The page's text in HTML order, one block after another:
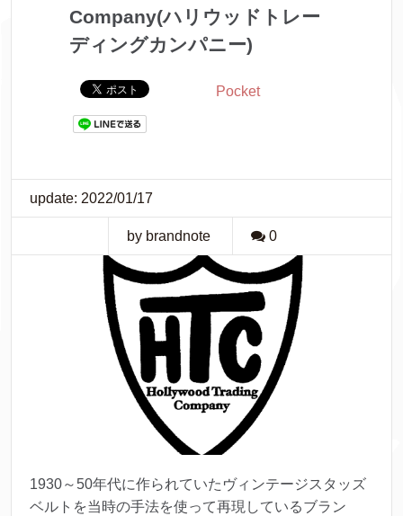
Company(ハリウッドトレー
ディングカンパニー)
Pocket
update: 2022/01/17
by brandnote 0
1930～50年代に作られていたヴィンテージスタッズ
ベルトを当時の手法を使って再現しているブラン